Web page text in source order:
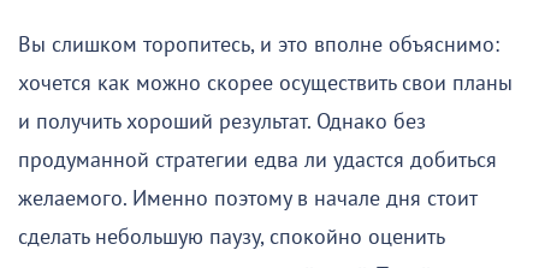
Вы слишком торопитесь, и это вполне объяснимо:
хочется как можно скорее осуществить свои планы
и получить хороший результат. Однако без
продуманной стратегии едва ли удастся добиться
желаемого. Именно поэтому в начале дня стоит
сделать небольшую паузу, спокойно оценить